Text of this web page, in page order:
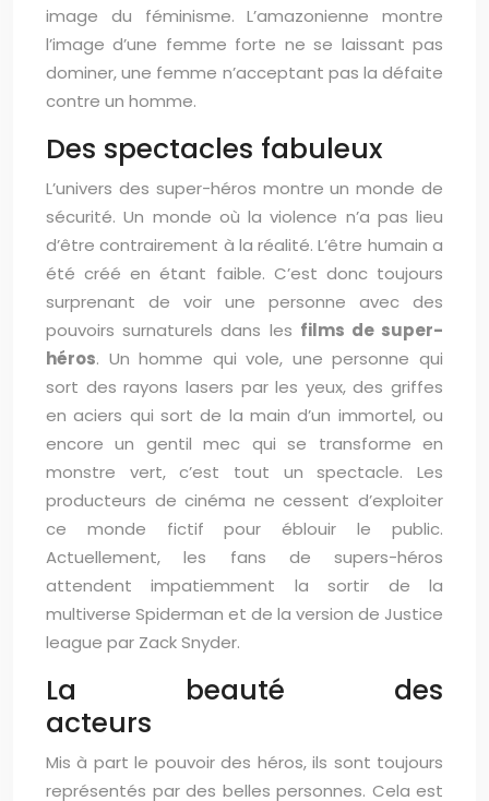
image du féminisme. L’amazonienne montre
l’image d’une femme forte ne se laissant pas
dominer, une femme n’acceptant pas la défaite
contre un homme.
Des spectacles fabuleux
L’univers des super-héros montre un monde de
sécurité. Un monde où la violence n’a pas lieu
d’être contrairement à la réalité. L’être humain a
été créé en étant faible. C’est donc toujours
surprenant de voir une personne avec des
pouvoirs surnaturels dans les films de super-
héros. Un homme qui vole, une personne qui
sort des rayons lasers par les yeux, des griffes
en aciers qui sort de la main d’un immortel, ou
encore un gentil mec qui se transforme en
monstre vert, c’est tout un spectacle. Les
producteurs de cinéma ne cessent d’exploiter
ce monde fictif pour éblouir le public.
Actuellement, les fans de supers-héros
attendent impatiemment la sortir de la
multiverse Spiderman et de la version de Justice
league par Zack Snyder.
La beauté des
acteurs
Mis à part le pouvoir des héros, ils sont toujours
représentés par des belles personnes. Cela est